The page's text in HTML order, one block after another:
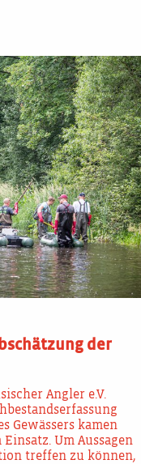
der
Angler e.V.
Gewässers kamen
Um Aussagen
treffen zu können,